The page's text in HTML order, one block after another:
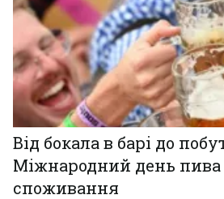
Від бокала в барі до
Міжнародний день пива
споживання